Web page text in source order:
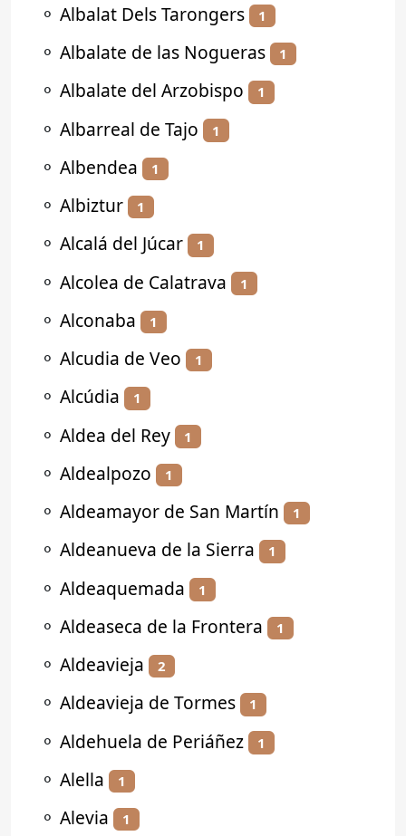
⚬ Albalat Dels Tarongers 1
⚬ Albalate de las Nogueras 1
⚬ Albalate del Arzobispo 1
⚬ Albarreal de Tajo 1
⚬ Albendea 1
⚬ Albiztur 1
⚬ Alcalá del Júcar 1
⚬ Alcolea de Calatrava 1
⚬ Alconaba 1
⚬ Alcudia de Veo 1
⚬ Alcúdia 1
⚬ Aldea del Rey 1
⚬ Aldealpozo 1
⚬ Aldeamayor de San Martín 1
⚬ Aldeanueva de la Sierra 1
⚬ Aldeaquemada 1
⚬ Aldeaseca de la Frontera 1
⚬ Aldeavieja 2
⚬ Aldeavieja de Tormes 1
⚬ Aldehuela de Periáñez 1
⚬ Alella 1
⚬ Alevia 1